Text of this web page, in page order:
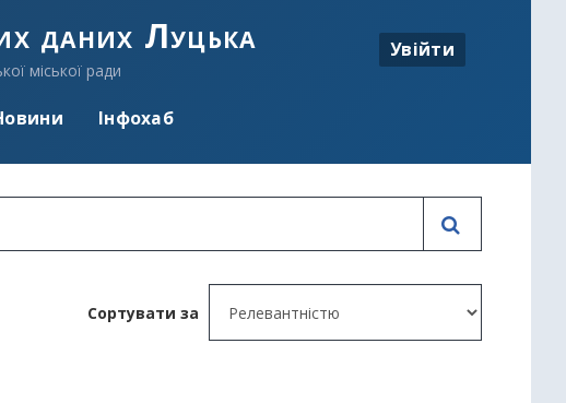
даних Луцька
міської ради
Увійти
Інфохаб
Сортувати за